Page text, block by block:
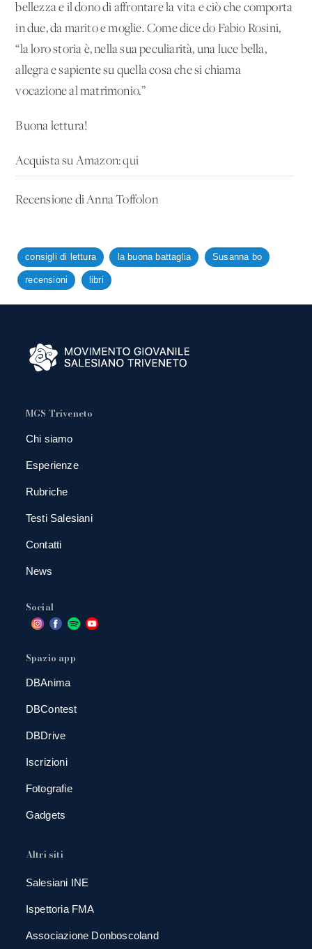
bellezza e il dono di affrontare la vita e ciò che comporta
in due, da marito e moglie. Come dice do Fabio Rosini,
“la loro storia è, nella sua peculiarità, una luce bella,
allegra e sapiente su quella cosa che si chiama
vocazione al matrimonio.”
Buona lettura!
Acquista su Amazon:qui
Recensione di Anna Toffolon
consigli di lettura la buona battaglia Susanna bo
recensioni libri
MGS Triveneto
Chi siamo
Esperienze
Rubriche
Testi Salesiani
Contatti
News
Social
Spazio app
DBAnima
DBContest
DBDrive
Iscrizioni
Fotografie
Gadgets
Altri siti
Salesiani INE
Ispettoria FMA
Associazione Donboscoland